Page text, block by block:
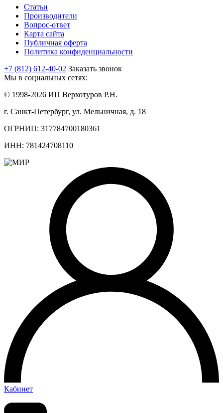
Статьи
Производители
Вопрос-ответ
Карта сайта
Публичная оферта
Политика конфиденциальности
+7 (812) 612-40-02 Заказать звонок
Мы в социальных сетях:
© 1998-2026 ИП Верхотуров Р.Н.
г. Санкт-Петербург, ул. Мельничная, д. 18
ОГРНИП: 317784700180361
ИНН: 781424708110
Кабинет